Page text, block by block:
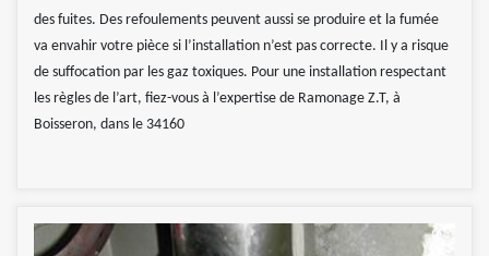
des fuites. Des refoulements peuvent aussi se produire et la fumée
va envahir votre pièce si l’installation n’est pas correcte. Il y a risque
de suffocation par les gaz toxiques. Pour une installation respectant
les règles de l’art, fiez-vous à l’expertise de Ramonage Z.T, à
Boisseron, dans le 34160